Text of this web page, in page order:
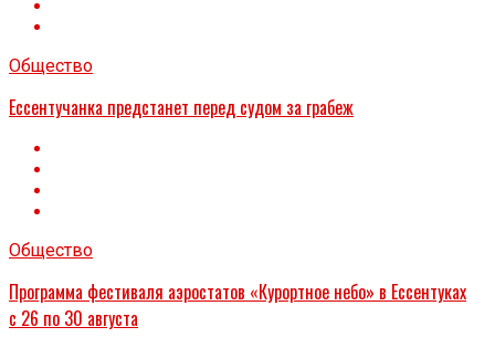
Общество
Ессентучанка предстанет перед судом за грабеж
Общество
Программа фестиваля аэростатов «Курортное небо» в Ессентуках
с 26 по 30 августа